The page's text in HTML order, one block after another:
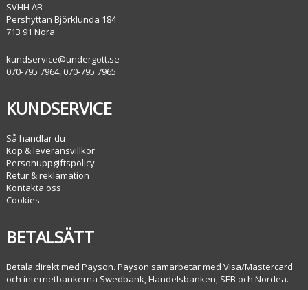
SVHH AB
Pershyttan Björklunda 184
713 91 Nora
kundservice@undergott.se
070-795 7964, 070-795 7965
KUNDSERVICE
Så handlar du
Köp & leveransvillkor
Personuppgiftspolicy
Retur & reklamation
Kontakta oss
Cookies
BETALSÄTT
Betala direkt med Payson. Payson samarbetar med Visa/Mastercard
och internetbankerna Swedbank, Handelsbanken, SEB och Nordea.